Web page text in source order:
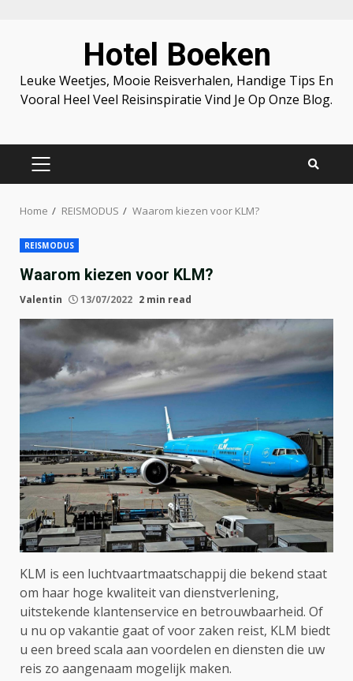
Hotel Boeken
Leuke Weetjes, Mooie Reisverhalen, Handige Tips En
Vooral Heel Veel Reisinspiratie Vind Je Op Onze Blog.
PRIMARY
Home REISMODUS Waarom kiezen voor KLM?
REISMODUS
Waarom kiezen voor KLM?
Valentin 13/07/2022 2 min read
KLM is een luchtvaartmaatschappij die bekend staat
om haar hoge kwaliteit van dienstverlening,
uitstekende klantenservice en betrouwbaarheid. Of
u nu op vakantie gaat of voor zaken reist, KLM biedt
u een breed scala aan voordelen en diensten die uw
reis zo aangenaam mogelijk maken.